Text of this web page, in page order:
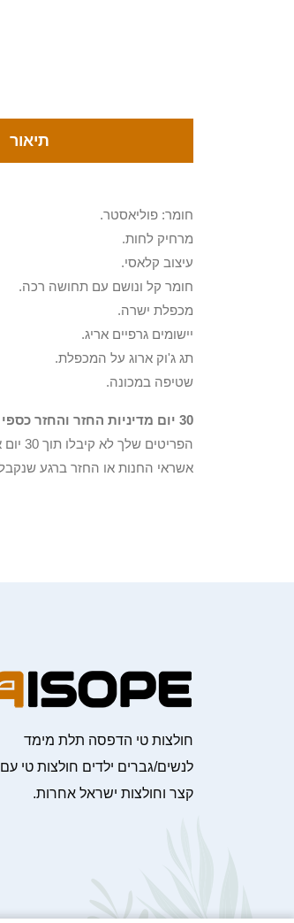
תיאור
חומר: פוליאסטר.
מרחיק לחות.
עיצוב קלאסי.
חומר קל ונושם עם תחושה רכה.
מכפלת ישרה.
יישומים גרפיים אריג.
תג ג'וק ארוג על המכפלת.
שטיפה במכונה.
30 יום מדיניות החזר והחזר כספי
אשראי החנות או החזר ברגע
חולצות טי הדפסה תלת מימד
לנשים/גברים ילדים חולצות טי
קצר וחולצות ישראל אחרות.